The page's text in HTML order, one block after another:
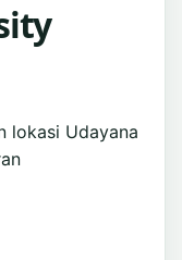
lokasi Udayana